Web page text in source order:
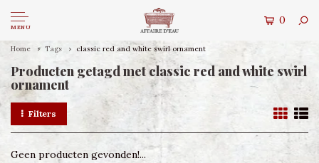
MENU
0
Home Tags classic red and white swirl ornament
Producten getagd met classic red and white swirl
ornament
Filters
Geen producten gevonden!...